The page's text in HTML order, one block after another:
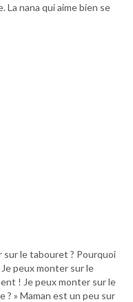
nana qui aime bien se
sur le tabouret ? Pourquoi
peux monter sur le
! Je peux monter sur le
? » Maman est un peu sur